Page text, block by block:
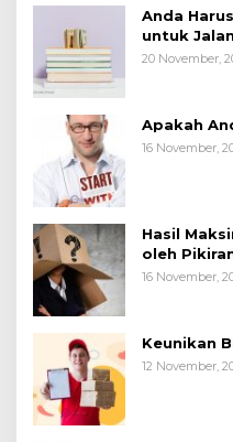
Anda
untuk
20 November,
Apakah
16 November,
Hasil
oleh
16 November,
Keunikan
12 November,